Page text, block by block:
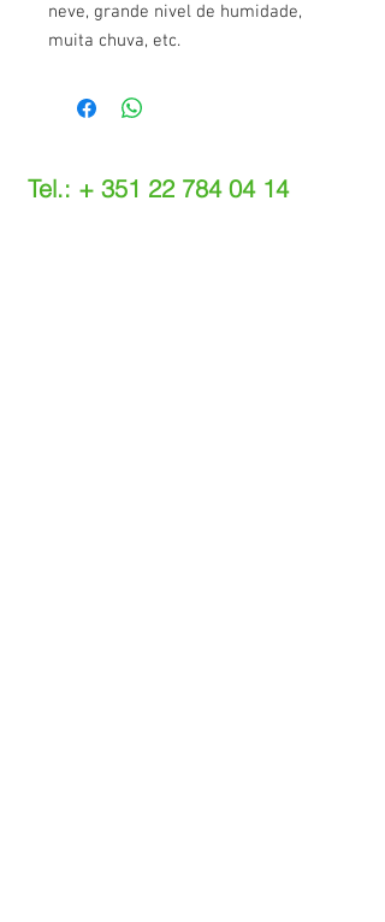
neve, grande nivel de humidade,
muita chuva, etc.
Tel.: + 351 22 784 04 14